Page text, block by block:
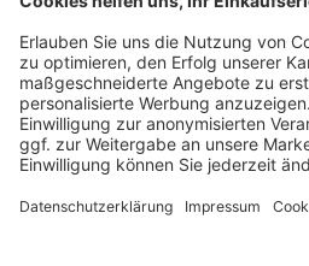
Druckerzubehoer.de –
Sie sind auf der Suche nach dem
oder Zubehör für das Büro,
Smartphone? Dann sind Sie bei
richtig! Unser breites Sortiment
und Toner für alle gängigen
kleiner Hersteller. Zugleich sind wir
einrichten, die Werkstatt